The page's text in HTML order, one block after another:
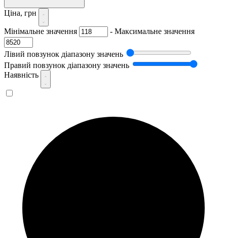
Ціна, грн
Мінімальне значення - Максимальне значення
Лівий повзунок діапазону значень
Правий повзунок діапазону значень
Наявність